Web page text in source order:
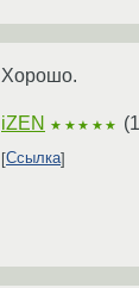
Хорошо.
iZEN ★★★★★ (
Ссылка